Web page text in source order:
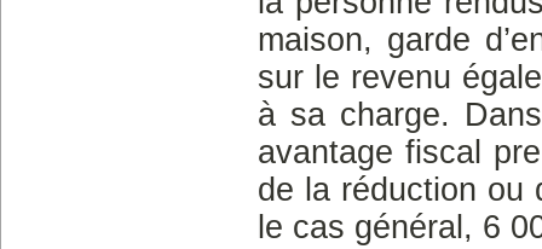
maison, garde
sur le revenu
à sa charge.
avantage fiscal
de la réduction ou
le cas général, 6